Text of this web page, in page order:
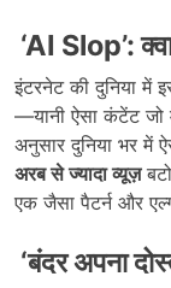
‘AI Slop’:
इंटरनेट की दुनिया
—यानी ऐसा कंटेंट जो
अनुसार दुनिया भर में
अरब से ज्यादा व्यूज़
एक जैसा पैटर्न और
‘बंदर अपना